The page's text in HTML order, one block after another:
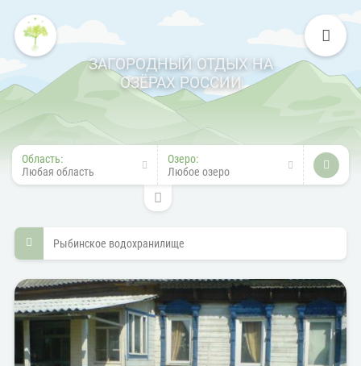
ЗАГОРОДНЫЙ ОТДЫХ НА
ОЗЁРАХ РОССИИ
Область:
Любая область
Озеро:
Любое озеро
Рыбинское водохранилище